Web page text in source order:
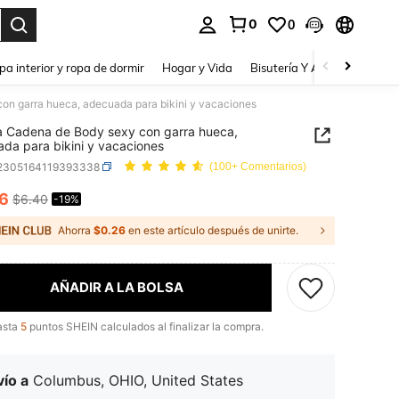
0 0
interior y ropa de dormir Hogar y Vida Bisutería Y Accesorios
garra hueca, adecuada para bikini y vacaciones
Cadena de Body sexy con garra hueca,
para bikini y vacaciones
(100+ Comentarios)
AND AVAILABILITY
$6.40 -19%
Ahorra $0.26 en este artículo después de unirte.
AÑADIR A LA BOLSA
5 puntos SHEIN calculados al finalizar la compra.
a Columbus, OHIO, United States